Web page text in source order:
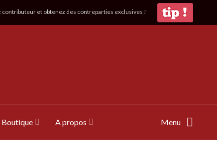
contributeur et obtenez des contreparties exclusives !
Boutique A propos Menu